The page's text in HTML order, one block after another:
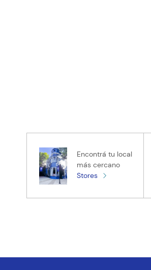
Encontrá tu local
más cercano
Stores